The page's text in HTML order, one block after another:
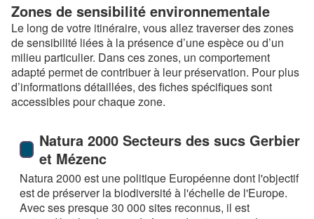
Zones de sensibilité environnementale
Le long de votre itinéraire, vous allez traverser des zones
de sensibilité liées à la présence d’une espèce ou d’un
milieu particulier. Dans ces zones, un comportement
adapté permet de contribuer à leur préservation. Pour plus
d’informations détaillées, des fiches spécifiques sont
accessibles pour chaque zone.
Natura 2000 Secteurs des sucs Gerbier
et Mézenc
Natura 2000 est une politique Européenne dont l'objectif
est de préserver la biodiversité à l'échelle de l'Europe.
Avec ses presque 30 000 sites reconnus, il est